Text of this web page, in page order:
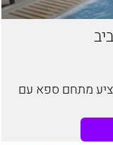
מתחם ספא עם